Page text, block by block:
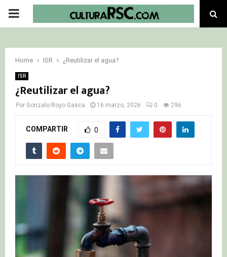
PRIMARY
Home ISR ¿Reutilizar el agua?
ISR
¿Reutilizar el agua?
Por Gonzalo Royo Gasca 16 marzo, 2026 0 296
COMPARTIR 0